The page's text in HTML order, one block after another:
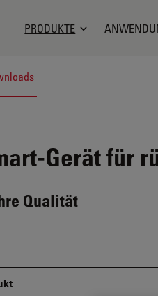
Logo
PRODUKTE
Gerät für
Qualität